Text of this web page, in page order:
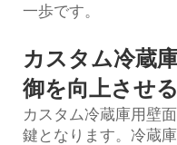
一歩です。
カスタム冷蔵
御を向上させ
カスタム冷蔵庫用壁
鍵となります。冷蔵